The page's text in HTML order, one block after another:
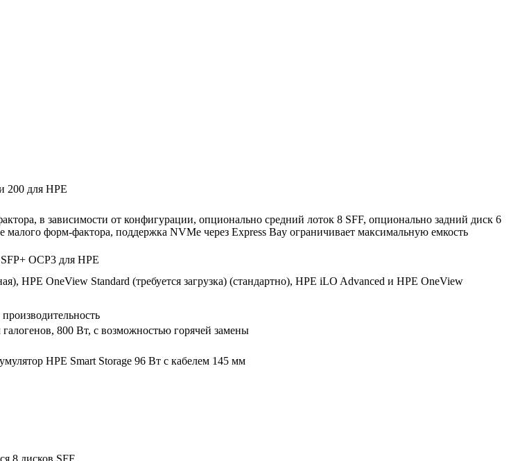
200 для HPE
в зависимости от конфигурации, опционально средний лоток 8 SFF, опционально задний диск 6
форм-фактора, поддержка NVMe через Express Bay ограничивает максимальную емкость
OCP3 для HPE
HPE OneView Standard (требуется загрузка) (стандартно), HPE iLO Advanced и HPE OneView
800 Вт, с возможностью горячей замены
HPE Smart Storage 96 Вт с кабелем 145 мм